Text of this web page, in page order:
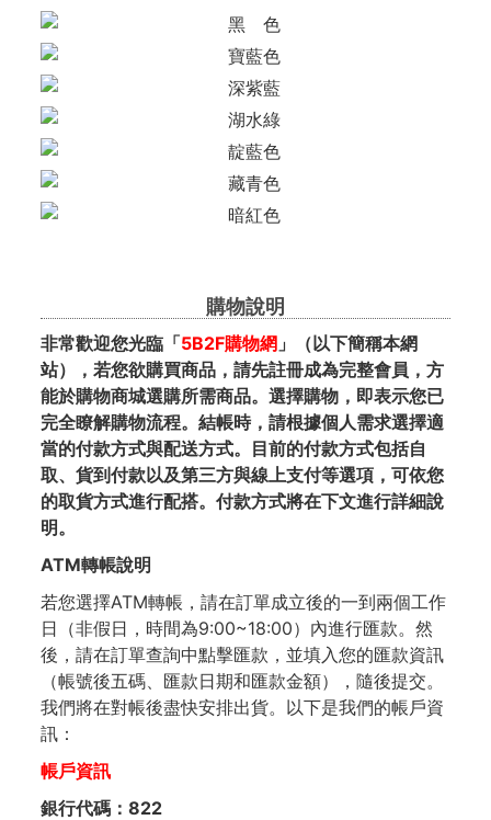
購物說明
非常歡迎您光臨「5B2F購物網」（以下簡稱本網
站），若您欲購買商品，請先註冊成為完整會員，方
能於購物商城選購所需商品。選擇購物，即表示您已
完全瞭解購物流程。結帳時，請根據個人需求選擇適
當的付款方式與配送方式。目前的付款方式包括自
取、貨到付款以及第三方與線上支付等選項，可依您
的取貨方式進行配搭。付款方式將在下文進行詳細說
明。
ATM轉帳說明
若您選擇ATM轉帳，請在訂單成立後的一到兩個工作
日（非假日，時間為9:00~18:00）內進行匯款。然
後，請在訂單查詢中點擊匯款，並填入您的匯款資訊
（帳號後五碼、匯款日期和匯款金額），隨後提交。
我們將在對帳後盡快安排出貨。以下是我們的帳戶資
訊：
帳戶資訊
銀行代碼：822